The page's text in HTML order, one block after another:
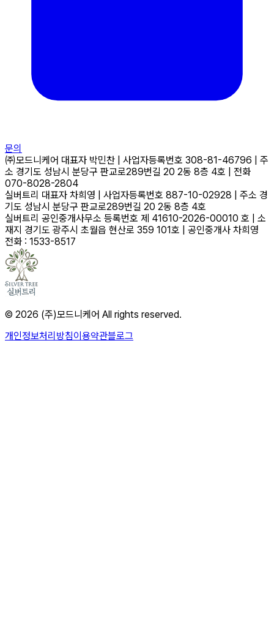
문의
㈜모드니케어 대표자 박민찬 사업자등록번호 308-81-46796
주
소 경기도 성남시 분당구 판교로289번길 20 2동 8층 4호
전화
070-8028-2804
실버트리 대표자 차희영 사업자등록번호 887-10-02928 주소 경
기도 성남시 분당구 판교로289번길 20 2동 8층 4호
실버트리 공인중개사무소 등록번호 제 41610-2026-00010 호
소
재지 경기도 광주시 초월읍 현산로 359 101호 공인중개사 차희영
전화 : 1533-8517
© 2026 (주)모드니케어 All rights reserved.
개인정보처리방침이용약관블로그